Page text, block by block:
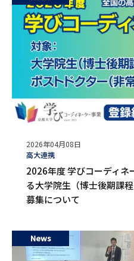
公
開
日
2026年04月08日
タ
グ
高大連携
2026年度 学びコーディネ
る大学院生（博士後期課
募集について
News